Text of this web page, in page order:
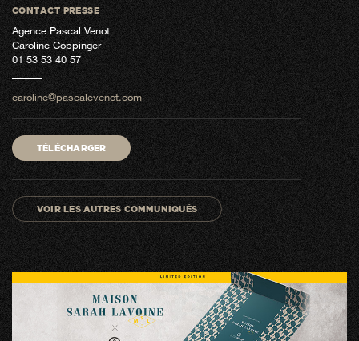
CONTACT PRESSE
Agence Pascal Venot
Caroline Coppinger
01 53 53 40 57
caroline@pascalevenot.com
TÉLÉCHARGER
VOIR LES AUTRES COMMUNIQUÉS